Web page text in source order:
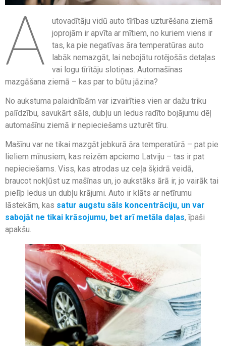
A
utovadītāju vidū auto tīrības uzturēšana ziemā
joprojām ir apvīta ar mītiem, no kuriem viens ir
tas, ka pie negatīvas āra temperatūras auto
labāk nemazgāt, lai nebojātu rotējošās detaļas
vai logu tīrītāju slotiņas. Automašīnas
mazgāšana ziemā – kas par to būtu jāzina?
No aukstuma palaidnībām var izvairīties vien ar dažu triku
palīdzību, savukārt sāls, dubļu un ledus radīto bojājumu dēļ
automašīnu ziemā ir nepieciešams uzturēt tīru.
Mašīnu var ne tikai mazgāt jebkurā āra temperatūrā – pat pie
lieliem mīnusiem, kas reizēm apciemo Latviju – tas ir pat
nepieciešams. Viss, kas atrodas uz ceļa šķidrā veidā,
braucot nokļūst uz mašīnas un, jo aukstāks ārā ir, jo vairāk tai
pielīp ledus un dubļu krājumi. Auto ir klāts ar netīrumu
lāstekām, kas satur augstu sāls koncentrāciju, un var
sabojāt ne tikai krāsojumu, bet arī metāla daļas, īpaši
apakšu.